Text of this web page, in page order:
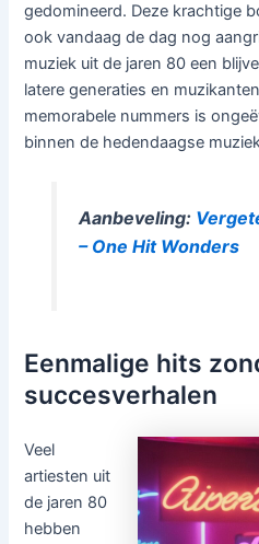
gedomineerd. Deze krachtige
ook vandaag de dag nog
muziek uit de jaren 80 een
latere generaties en
memorabele nummers is
binnen de hedendaagse
Aanbeveling:
– One Hit Wonders
Eenmalige hits
succesverhalen
Veel
artiesten uit
de jaren 80
hebben